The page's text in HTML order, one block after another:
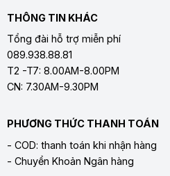
THÔNG TIN KHÁC
Tổng đài hỗ trợ miễn phí
089.938.88.81
T2 -T7: 8.00AM-8.00PM
CN: 7.30AM-9.30PM
PHƯƠNG THỨC THANH TOÁN
- COD: thanh toán khi nhận hàng
- Chuyển Khoản Ngân hàng